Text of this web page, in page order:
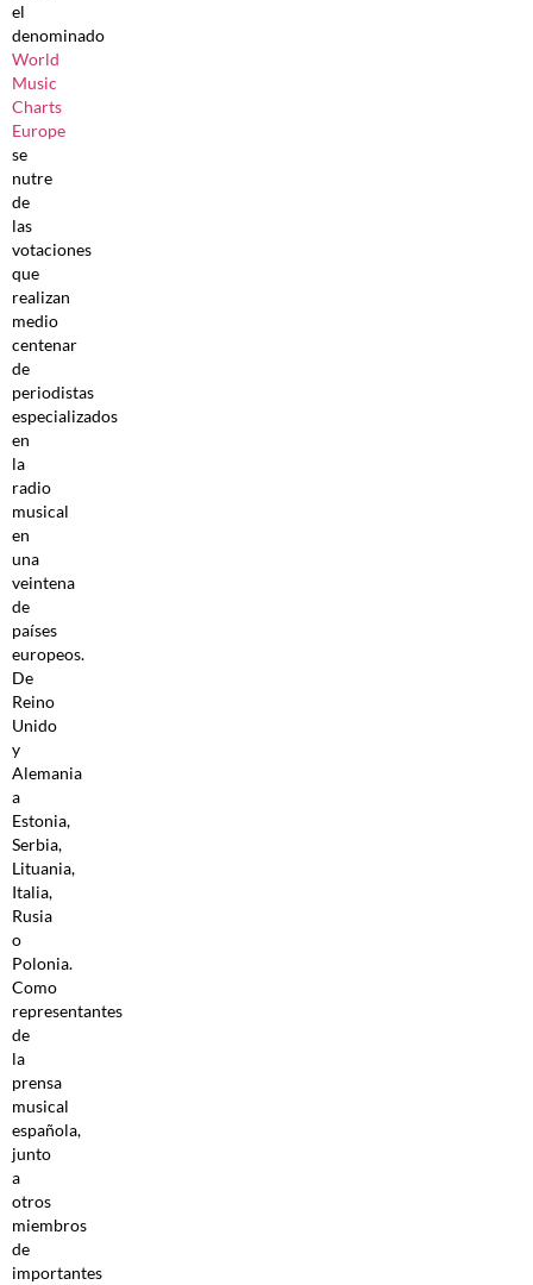
el
denominado
World
Music
Charts
Europe
se
nutre
de
las
votaciones
que
realizan
medio
centenar
de
periodistas
especializados
en
la
radio
musical
en
una
veintena
de
países
europeos.
De
Reino
Unido
y
Alemania
a
Estonia,
Serbia,
Lituania,
Italia,
Rusia
o
Polonia.
Como
representantes
de
la
prensa
musical
española,
junto
a
otros
miembros
de
importantes